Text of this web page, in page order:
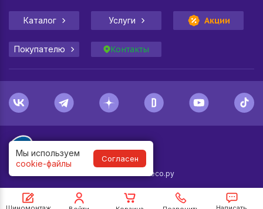
Мы используем
cookie-файлы
Согласен
Каталог Услуги Акции
Покупателю Контакты
© Колесо.ру